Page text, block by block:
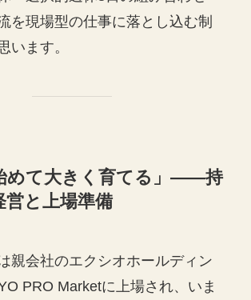
を現場型の仕事に落とし込む制
います。
めて大きく育てる」——持
営と上場準備
親会社のエクシオホールディン
PRO Marketに上場され、いま